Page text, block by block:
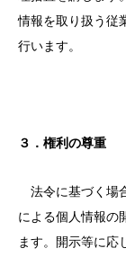
情報を取り扱う従
行います。
３．権利の尊重
法令に基づく場
による個人情報の
ます。開示等に応